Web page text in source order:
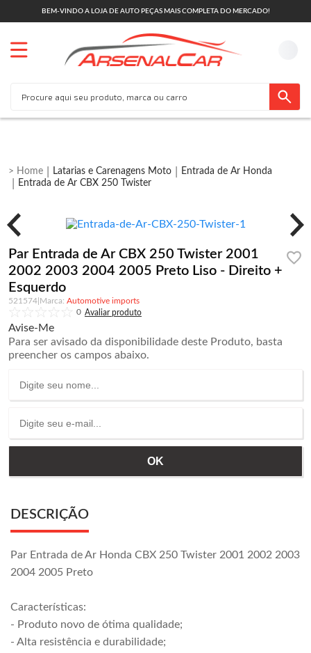
BEM-VINDO A LOJA DE AUTO PEÇAS MAIS COMPLETA DO MERCADO!
Latarias e Carenagens Moto
Entrada de Ar Honda
Entrada de Ar CBX 250 Twister
Par Entrada de Ar CBX 250 Twister 2001
2002 2003 2004 2005 Preto Liso - Direito +
Esquerdo
521574
Automotive imports
0
Avise-Me
Para ser avisado da disponibilidade deste Produto, basta
preencher os campos abaixo.
DESCRIÇÃO
Par Entrada de Ar Honda CBX 250 Twister 2001 2002 2003
2004 2005 Preto
Características:
- Produto novo de ótima qualidade;
- Alta resistência e durabilidade;